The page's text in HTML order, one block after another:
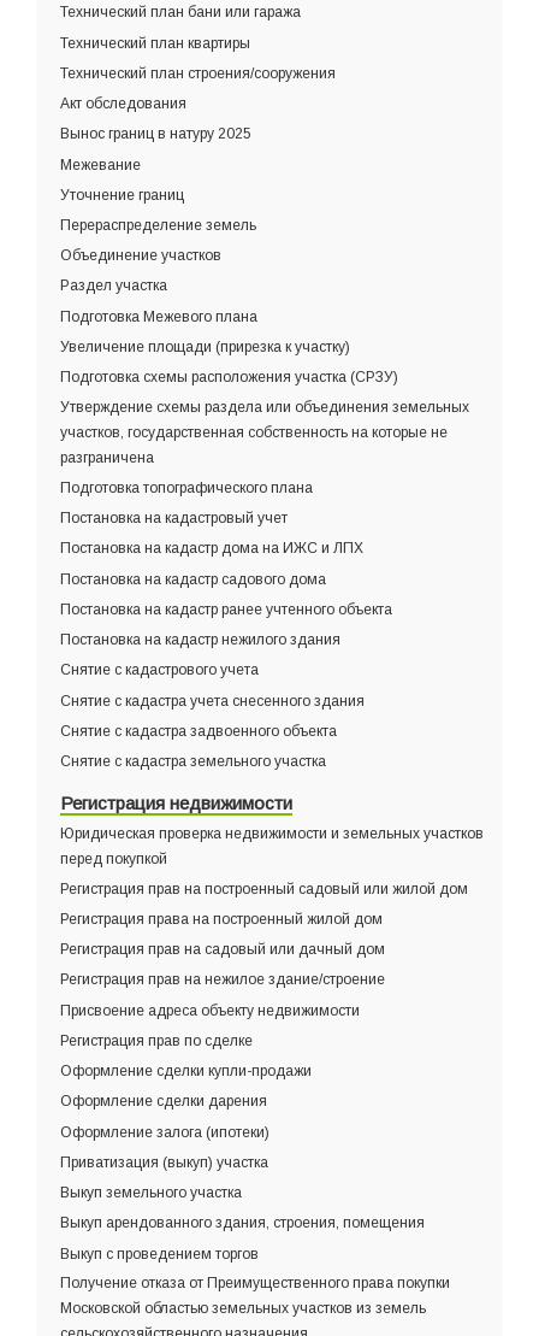
Технический план бани или гаража
Технический план квартиры
Технический план строения/сооружения
Акт обследования
Вынос границ в натуру 2025
Межевание
Уточнение границ
Перераспределение земель
Объединение участков
Раздел участка
Подготовка Межевого плана
Увеличение площади (прирезка к участку)
Подготовка схемы расположения участка (СРЗУ)
Утверждение схемы раздела или объединения земельных
участков, государственная собственность на которые не
разграничена
Подготовка топографического плана
Постановка на кадастровый учет
Постановка на кадастр дома на ИЖС и ЛПХ
Постановка на кадастр садового дома
Постановка на кадастр ранее учтенного объекта
Постановка на кадастр нежилого здания
Снятие с кадастрового учета
Снятие с кадастра учета снесенного здания
Снятие с кадастра задвоенного объекта
Снятие с кадастра земельного участка
Регистрация недвижимости
Юридическая проверка недвижимости и земельных участков
перед покупкой
Регистрация прав на построенный садовый или жилой дом
Регистрация права на построенный жилой дом
Регистрация прав на садовый или дачный дом
Регистрация прав на нежилое здание/строение
Присвоение адреса объекту недвижимости
Регистрация прав по сделке
Оформление сделки купли-продажи
Оформление сделки дарения
Оформление залога (ипотеки)
Приватизация (выкуп) участка
Выкуп земельного участка
Выкуп арендованного здания, строения, помещения
Выкуп с проведением торгов
Получение отказа от Преимущественного права покупки
Московской областью земельных участков из земель